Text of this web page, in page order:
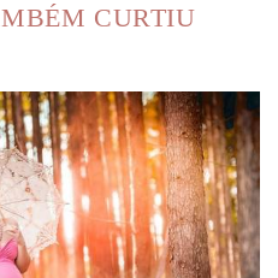
CURTIU